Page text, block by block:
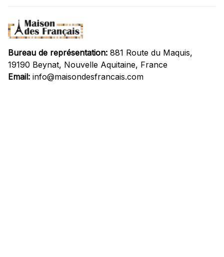
Bureau de représentation: 881 Route du Maquis,
19190 Beynat, Nouvelle Aquitaine, France
Email: info@maisondesfrancais.com